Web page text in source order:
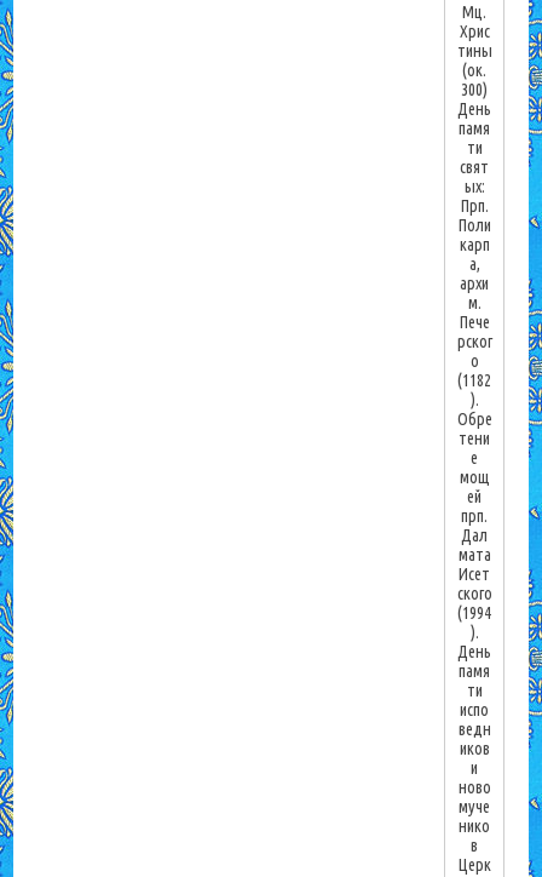
Мц.
Хрис
тины
(ок.
300)
День
памя
ти
свят
ых:
Прп.
Поли
карп
а,
архи
м.
Пече
рског
о
(1182
).
Обре
тени
е
мощ
ей
прп.
Дал
мата
Исет
ского
(1994
).
День
памя
ти
испо
ведн
иков
и
ново
муче
нико
в
Церк